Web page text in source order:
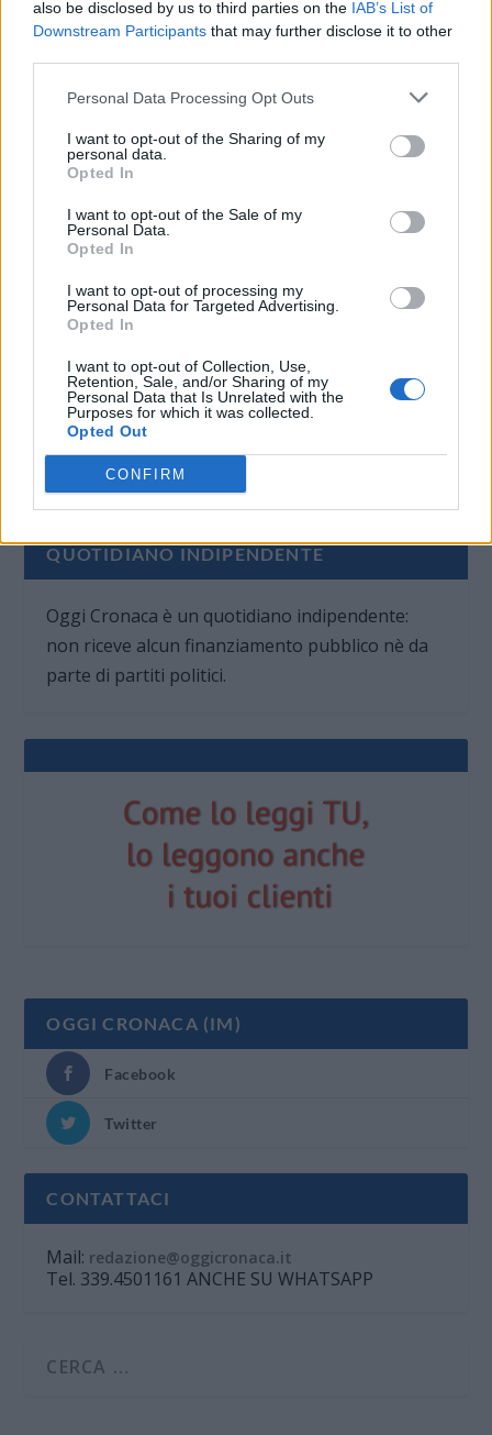
also be disclosed by us to third parties on the IAB’s List of
Downstream Participants that may further disclose it to other
Personal Data Processing Opt Outs
I want to opt-out of the Sharing of my
personal data.
Opted In
I want to opt-out of the Sale of my
Personal Data.
Opted In
I want to opt-out of processing my
Personal Data for Targeted Advertising.
Opted In
I want to opt-out of Collection, Use,
Retention, Sale, and/or Sharing of my
Personal Data that Is Unrelated with the
Purposes for which it was collected.
Opted Out
CONFIRM
VALUTARE:
PRECEDENTE
CASALE MONFERRATO:
L’aglio casalese nei
campi della scuola
agraria di Trnava città
gemellata
ALESSANDRIA:
Individuato e
QUOTIDIANO INDIPENDENTE
Oggi Cronaca è un quotidiano indipendente:
non riceve alcun finanziamento pubblico nè da
parte di partiti politici.
OGGI CRONACA (IM)
Facebook
Twitter
CONTATTACI
Mail: redazione@oggicronaca.it
Tel. 339.4501161 ANCHE SU WHATSAPP